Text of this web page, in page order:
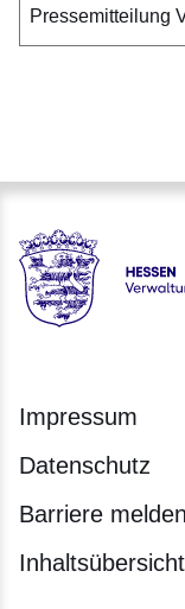
Pressemitteilung
Hessen -
Impressum
Datenschutz
Barriere melden
Inhaltsübersicht